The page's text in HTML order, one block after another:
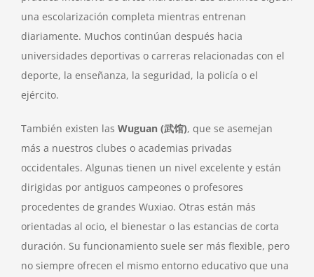
una escolarización completa mientras entrenan
diariamente. Muchos continúan después hacia
universidades deportivas o carreras relacionadas con el
deporte, la enseñanza, la seguridad, la policía o el
ejército.
También existen las Wuguan (武馆), que se asemejan
más a nuestros clubes o academias privadas
occidentales. Algunas tienen un nivel excelente y están
dirigidas por antiguos campeones o profesores
procedentes de grandes Wuxiao. Otras están más
orientadas al ocio, el bienestar o las estancias de corta
duración. Su funcionamiento suele ser más flexible, pero
no siempre ofrecen el mismo entorno educativo que una